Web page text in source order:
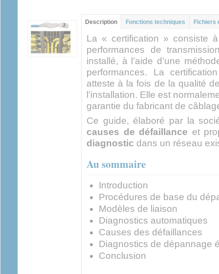
Groupe principal
Description (onglet
actif)
Fonctions techniques Fichiers
La « certification » consiste
performances de
installé, à l’aide d’une
performances. La
atteste à la fois de la qualité
l’installation. Elle est
garantie du fabricant de
Ce guide, élaboré par la
causes de défaillance et
diagnostic dans un réseau
Au sommaire
Introduction
Procédures de base du
Modèles de liaison
Diagnostics automatiques
Causes des défaillances
Diagnostics de dépannage
Conclusion